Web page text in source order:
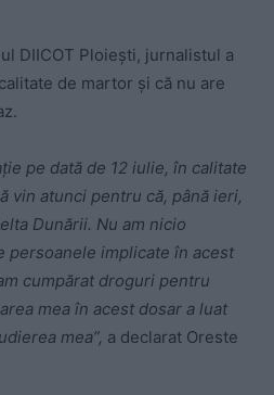
DIICOT Ploiești, jurnalistul a
de martor și că nu are
pe dată de 12 iulie, în calitate
vin atunci pentru că, până ieri,
Dunării. Nu am nicio
persoanele implicate în acest
cumpărat droguri pentru
mea în acest dosar a luat
mea”, a declarat Oreste